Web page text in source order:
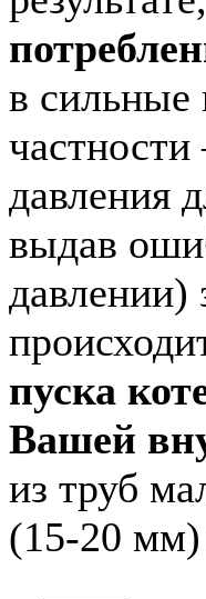
в сильные
давления
выдав
давлении)
пуска
Вашей
из труб
(15-20 мм)